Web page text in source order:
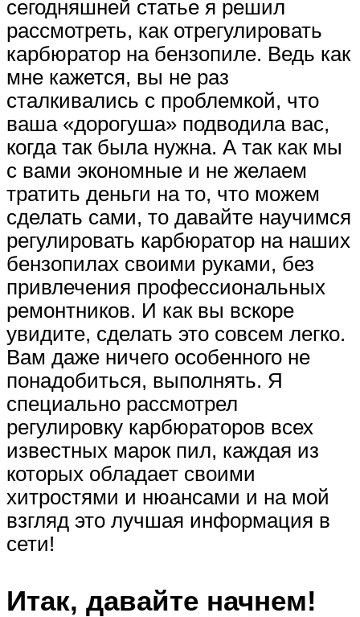
сегодняшней статье я решил
рассмотреть, как отрегулировать
карбюратор на бензопиле. Ведь как
мне кажется, вы не раз
сталкивались с проблемкой, что
ваша «дорогуша» подводила вас,
когда так была нужна. А так как мы
с вами экономные и не желаем
тратить деньги на то, что можем
сделать сами, то давайте научимся
регулировать карбюратор на наших
бензопилах своими руками, без
привлечения профессиональных
ремонтников. И как вы вскоре
увидите, сделать это совсем легко.
Вам даже ничего особенного не
понадобиться, выполнять. Я
специально рассмотрел
регулировку карбюраторов всех
известных марок пил, каждая из
которых обладает своими
хитростями и нюансами и на мой
взгляд это лучшая информация в
сети!
Итак, давайте начнем!